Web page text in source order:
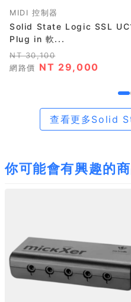
MIDI 控制器
Solid State Logic SSL
Plug in 軟...
NT 30,100
網路價 NT 29,000
查看更多Solid
你可能會有興趣的商